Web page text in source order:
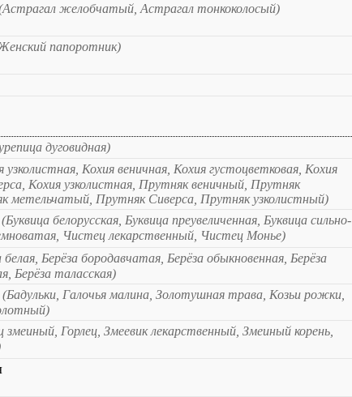
желобчатый, Астрагал тонкоколосый)
папоротник)
дуговидная)
узколистная, Кохия веничная, Кохия густоцветковая, Кохия
Кохия узколистная, Прутняк веничный, Прутняк
метельчатый, Прутняк Сиверса, Прутняк узколистный)
(Буквица белорусская, Буквица преувеличенная, Буквица сильно-
Чистец лекарственный, Чистец Монье)
белая, Берёза бородавчатая, Берёза обыкновенная, Берёза
Берёза таласская)
(Бадульки, Галочья малина, Золотушная трава, Козьи рожки,
змеиный, Горлец, Змеевик лекарственный, Змеиный корень,